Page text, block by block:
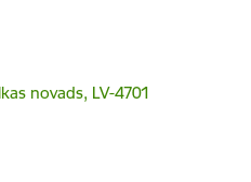
novads, LV-4701